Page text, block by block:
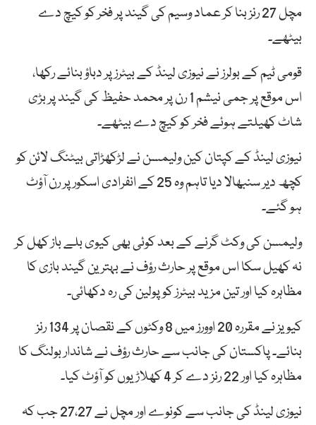
مچل 27 رنز بنا کر عماد وسیم کی گیند پر فخر کو کیچ دے
بیٹھے۔
قومی ٹیم کے بولرز نے نیوزی لینڈ کے بیٹرز پر دباؤ بنائے رکھا،
اس موقع پر جمی نیشم 1 رن پر محمد حفیظ کی گیند پر بڑی
شاٹ کھیلتے ہوئے فخر کو کیچ دے بیٹھے۔
نیوزی لینڈ کے کپتان کین ولیمسن نے لڑکھڑاتی بیٹنگ لائن کو
کچھ دیر سنبھالا دیا تاہم وہ 25 کے انفرادی اسکور پر رن آؤٹ
ہو گئے۔
ولیمسن کی وکٹ گرنے کے بعد کوئی بھی کیوی بلے باز کھل کر
نہ کھیل سکا اس موقع پر حارث رؤف نے بہترین گیند بازی کا
مظاہرہ کیا اور تین مزید بیٹرز کو پولین کی رہ دکھائی۔
کیویز نے مقررہ 20 اوورز میں 8 وکٹوں کے نقصان پر 134 رنز
بنائے۔ پاکستان کی جانب سے حارث رؤف نے شاندار بولنگ کا
مظاہرہ کیا اور 22 رنز دے کر 4 کھلاڑیوں کو آؤٹ کیا۔
نیوزی لینڈ کی جانب سے کونوے اور مچل نے 27،27 جب کہ